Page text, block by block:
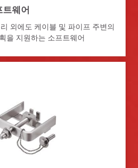
트웨어
외에도 케이블 및 파이프 주변의
을 지원하는 소프트웨어